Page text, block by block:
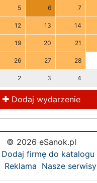
5 6 7
12 13 14
19 20 21
26 27 28
2 3 4
Dodaj wydarzenie
© 2026 eSanok.pl
Dodaj firmę do katalogu
Reklama Nasze serwisy